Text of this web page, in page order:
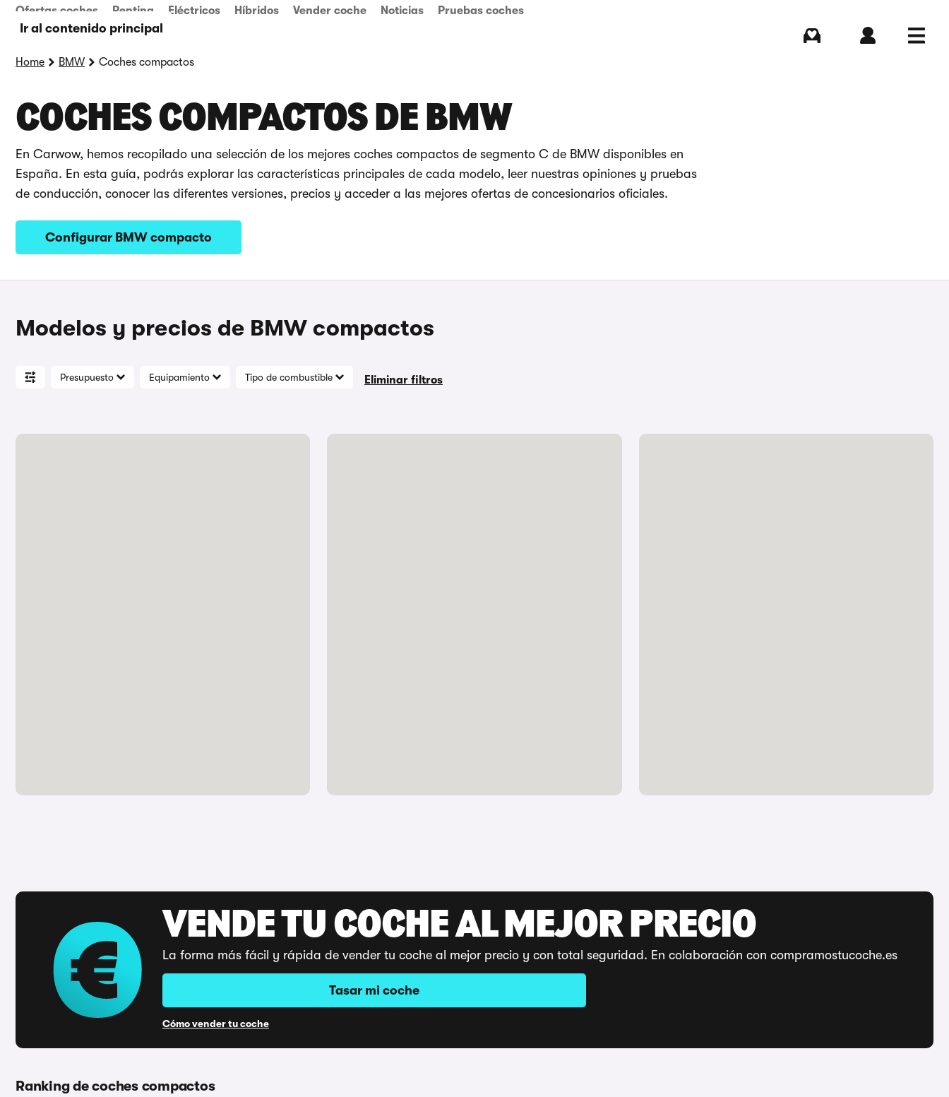
Ir al contenido principal
Ofertas coches Renting Eléctricos Híbridos Vender coche Noticias Pruebas coches
Home BMW Coches compactos
COCHES COMPACTOS DE BMW
En Carwow, hemos recopilado una selección de los mejores coches compactos de segmento C de BMW disponibles en
España. En esta guía, podrás explorar las características principales de cada modelo, leer nuestras opiniones y pruebas
de conducción, conocer las diferentes versiones, precios y acceder a las mejores ofertas de concesionarios oficiales.
Configurar BMW compacto
Modelos y precios de BMW compactos
Presupuesto Equipamiento Tipo de combustible Eliminar filtros
VENDE TU COCHE AL MEJOR PRECIO
La forma más fácil y rápida de vender tu coche al mejor precio y con total seguridad. En colaboración con compramostucoche.es
Tasar mi coche
Cómo vender tu coche
Ranking de coches compactos